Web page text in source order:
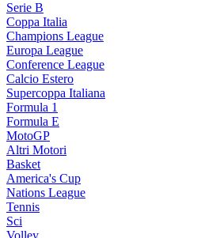
Serie B
Coppa Italia
Champions League
Europa League
Conference League
Calcio Estero
Supercoppa Italiana
Formula 1
Formula E
MotoGP
Altri Motori
Basket
America's Cup
Nations League
Tennis
Sci
Volley